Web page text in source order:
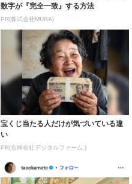
数字が『完全一致』する方法
PR(株式会社MURA)
宝くじ当たる人だけが気づいている違
い
PR(合同会社デジタルファーム )